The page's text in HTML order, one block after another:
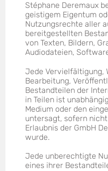
Stéphane Deremaux
geistigem Eigentum
Nutzungsrechte aller
bereitgestellten
von Texten, Bildern,
Audiodateien,
Jede Vervielfältigung,
Bearbeitung,
Bestandteilen der
in Teilen ist
Medium oder den
untersagt, sofern
Erlaubnis der GmbH
wurde.
Jede unberechtigte
eines ihrer